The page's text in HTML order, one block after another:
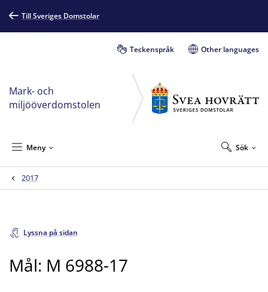
Till Sveriges Domstolar
Teckenspråk Other languages
Mark- och
miljööverdomstolen
Sök
Meny
2017
Lyssna på sidan
Mål: M 6988-17